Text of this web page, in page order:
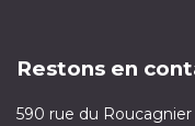
Restons en
590 rue du Roucagnier